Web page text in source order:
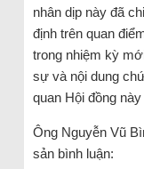
nhân dịp này đã
định trên quan
trong nhiệm kỳ
sự và nội dung
quan Hội đồng
Ông Nguyễn Vũ
sản bình luận: